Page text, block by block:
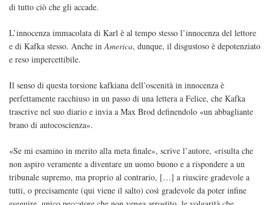
di tutto ciò che gli accade.
L’innocenza immacolata di Karl è al tempo stesso l’innocenza del lettore
e di Kafka stesso. Anche in America, dunque, il disgustoso è depotenziato
e reso impercettibile.
Il senso di questa torsione kafkiana dell’oscenità in innocenza è
perfettamente racchiuso in un passo di una lettera a Felice, che Kafka
trascrive nel suo diario e invia a Max Brod definendolo «un abbagliante
brano di autocoscienza».
«Se mi esamino in merito alla meta finale», scrive l’autore, «risulta che
non aspiro veramente a diventare un uomo buono e a rispondere a un
tribunale supremo, ma proprio al contrario, […] a riuscire gradevole a
tutti, o precisamente (qui viene il salto) così gradevole da poter infine